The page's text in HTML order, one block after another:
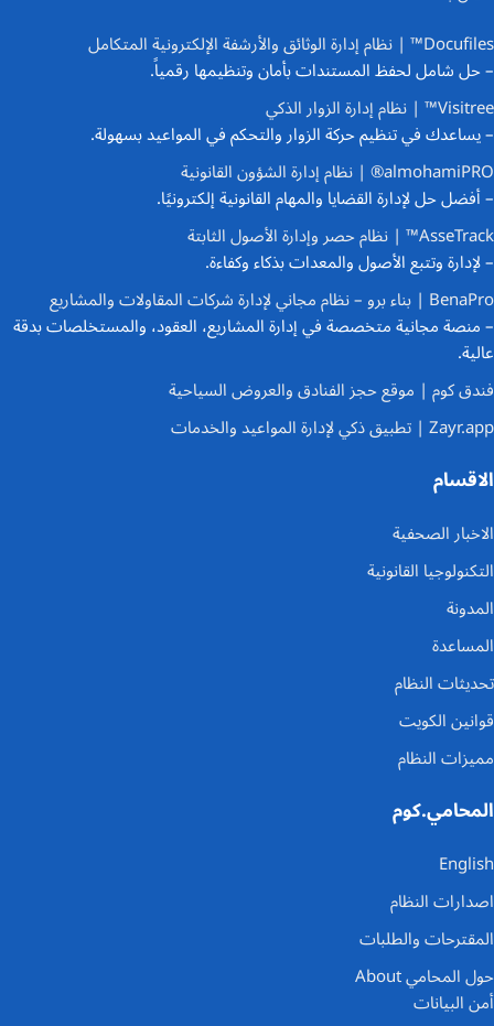
Docufiles™ | نظام إدارة الوثائق والأرشفة الإلكترونية المتكامل
– حل شامل لحفظ المستندات بأمان وتنظيمها رقمياً.
Visitree™ | نظام إدارة الزوار الذكي
– يساعدك في تنظيم حركة الزوار والتحكم في المواعيد بسهولة.
almohamiPRO® | نظام إدارة الشؤون القانونية
– أفضل حل لإدارة القضايا والمهام القانونية إلكترونيًا.
AsseTrack™ | نظام حصر وإدارة الأصول الثابتة
– لإدارة وتتبع الأصول والمعدات بذكاء وكفاءة.
BenaPro | بناء برو – نظام مجاني لإدارة شركات المقاولات والمشاريع
– منصة مجانية متخصصة في إدارة المشاريع، العقود، والمستخلصات بدقة
عالية.
فندق كوم | موقع حجز الفنادق والعروض السياحية
Zayr.app | تطبيق ذكي لإدارة المواعيد والخدمات
الاقسام
الاخبار الصحفية
التكنولوجيا القانونية
المدونة
المساعدة
تحديثات النظام
قوانين الكويت
مميزات النظام
المحامي.كوم
English
اصدارات النظام
المقترحات والطلبات
حول المحامي About
أمن البيانات